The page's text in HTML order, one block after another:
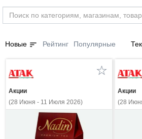
Новые sort Рейтинг Популярные
Акции
(28 Июня - 11 Июля 2026)
Акции
(28